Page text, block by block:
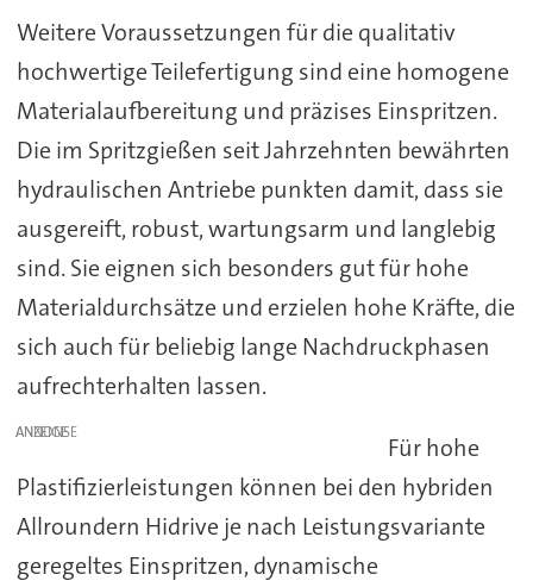
Weitere Voraussetzungen für die qualitativ
hochwertige Teilefertigung sind eine homogene
Materialaufbereitung und präzises Einspritzen.
Die im Spritzgießen seit Jahrzehnten bewährten
hydraulischen Antriebe punkten damit, dass sie
ausgereift, robust, wartungsarm und langlebig
sind. Sie eignen sich besonders gut für hohe
Materialdurchsätze und erzielen hohe Kräfte, die
sich auch für beliebig lange Nachdruckphasen
aufrechterhalten lassen.
ANZEIGE
Für hohe
Plastifizierleistungen können bei den hybriden
Allroundern Hidrive je nach Leistungsvariante
geregeltes Einspritzen, dynamische